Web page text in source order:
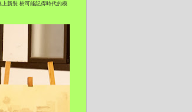
新裝 樹可能記得時代的模